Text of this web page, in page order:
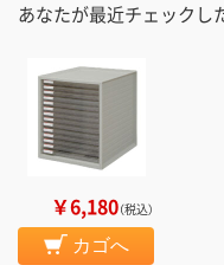
あなたが最近チェックし
￥6,180（税込）
カゴへ